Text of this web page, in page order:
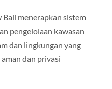
menerapkan sistem
pengelolaan kawasan
dan lingkungan yang
dan privasi